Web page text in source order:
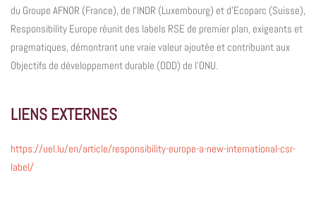
du Groupe AFNOR (France), de l’INDR (Luxembourg) et d’Ecoparc (Suisse),
Responsibility Europe réunit des labels RSE de premier plan, exigeants et
pragmatiques, démontrant une vraie valeur ajoutée et contribuant aux
Objectifs de développement durable (ODD) de l’ONU.
LIENS EXTERNES
https://uel.lu/en/article/responsibility-europe-a-new-international-csr-
label/